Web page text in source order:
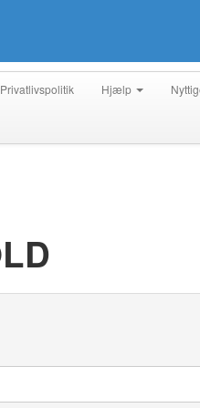
Privatlivspolitik Hjælp